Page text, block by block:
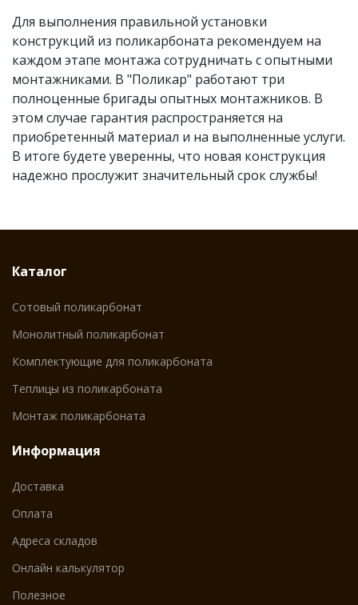
Для выполнения правильной установки
конструкций из поликарбоната рекомендуем на
каждом этапе монтажа сотрудничать с опытными
монтажниками. В "Поликар" работают три
полноценные бригады опытных монтажников. В
этом случае гарантия распространяется на
приобретенный материал и на выполненные услуги.
В итоге будете уверенны, что новая конструкция
надежно прослужит значительный срок службы!
Каталог
Сотовый поликарбонат
Монолитный поликарбонат
Комплектующие для поликарбоната
Теплицы из поликарбоната
Монтаж поликарбоната
Информация
Доставка
Оплата
Адреса складов
Онлайн калькулятор
Полезное